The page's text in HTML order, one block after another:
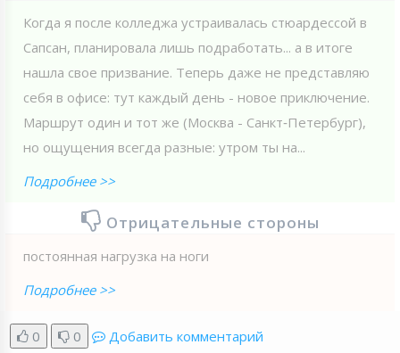
Когда я после колледжа устраивалась стюардессой в
Сапсан, планировала лишь подработать... а в итоге
нашла свое призвание. Теперь даже не представляю
себя в офисе: тут каждый день - новое приключение.
Маршрут один и тот же (Москва - Санкт‑Петербург),
но ощущения всегда разные: утром ты на...
Подробнее >>
Отрицательные стороны
постоянная нагрузка на ноги
Подробнее >>
0 0 Добавить комментарий